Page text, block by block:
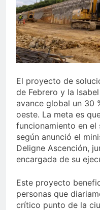
4
El proyecto de
de Febrero y la
avance global un 30
oeste. La meta es
funcionamiento en el
según anunció el
Deligne Ascención,
encargada de su
Este proyecto
personas que
crítico punto de la